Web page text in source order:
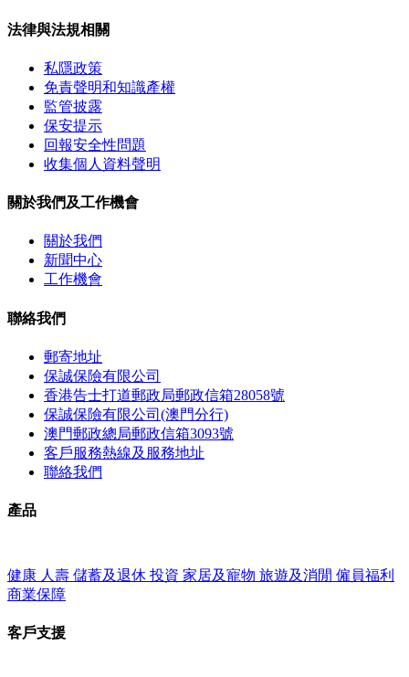
法律與法規相關
私隱政策
免責聲明和知識產權
監管披露
保安提示
回報安全性問題
收集個人資料聲明
關於我們及工作機會
關於我們
新聞中心
工作機會
聯絡我們
郵寄地址
保誠保險有限公司
香港告士打道郵政局郵政信箱28058號
保誠保險有限公司(澳門分行)
澳門郵政總局郵政信箱3093號
客戶服務熱線及服務地址
聯絡我們
產品
健康 人壽 儲蓄及退休 投資 家居及寵物 旅遊及消閒 僱員福利
商業保障
客戶支援